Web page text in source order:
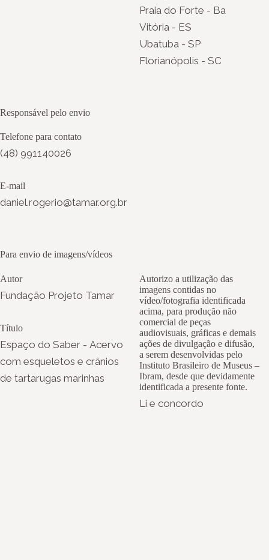
Praia do Forte - Ba
Vitória - ES
Ubatuba - SP
Florianópolis - SC
Responsável pelo envio
Telefone para contato
(48) 991140026
E-mail
daniel.rogerio@tamar.org.br
Para envio de imagens/vídeos
Autor
Fundação Projeto Tamar
Título
Espaço do Saber - Acervo
com esqueletos e crânios
de tartarugas marinhas
Autorizo a utilização das
imagens contidas no
vídeo/fotografia identificada
acima, para produção não
comercial de peças
audiovisuais, gráficas e demais
ações de divulgação e difusão,
a serem desenvolvidas pelo
Instituto Brasileiro de Museus –
Ibram, desde que devidamente
identificada a presente fonte.
Li e concordo